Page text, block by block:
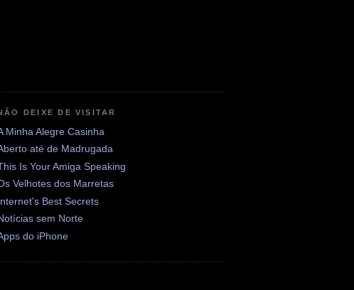
DEIXE DE VISITAR
Minha Alegre Casinha
até de Madrugada
Is Your Amiga Speaking
Velhotes dos Marretas
Best Secrets
sem Norte
do iPhone